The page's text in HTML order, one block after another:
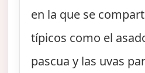
en la que se
típicos como el
pascua y las uvas